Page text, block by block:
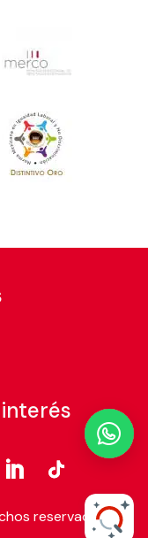
reservados
